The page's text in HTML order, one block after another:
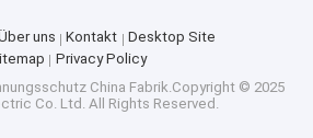
uns Kontakt
Desktop Site
Privacy Policy
China Fabrik.Copyright © 2025
Co. Ltd. All Rights Reserved.